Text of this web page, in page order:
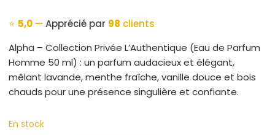
⭐ 5,0— Apprécié par 98 clients
Alpha – Collection Privée L’Authentique (Eau de Parfum
Homme 50 ml) : un parfum audacieux et élégant,
mêlant lavande, menthe fraîche, vanille douce et bois
chauds pour une présence singulière et confiante.
En stock